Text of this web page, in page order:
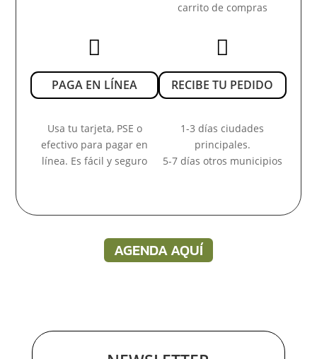
carrito de compras

PAGA EN LÍNEA
Usa tu tarjeta, PSE o
efectivo para pagar en
línea. Es fácil y seguro

RECIBE TU PEDIDO
1-3 días ciudades
principales.
5-7 días otros municipios
AGENDA AQUÍ